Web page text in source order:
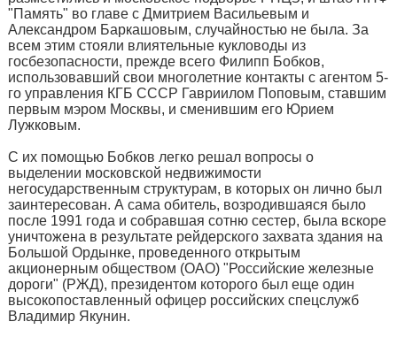
"Память" во главе с Дмитрием Васильевым и
Александром Баркашовым, случайностью не была. За
всем этим стояли влиятельные кукловоды из
госбезопасности, прежде всего Филипп Бобков,
использовавший свои многолетние контакты с агентом 5-
го управления КГБ СССР Гавриилом Поповым, ставшим
первым мэром Москвы, и сменившим его Юрием
Лужковым.
С их помощью Бобков легко решал вопросы о
выделении московской недвижимости
негосударственным структурам, в которых он лично был
заинтересован. А сама обитель, возродившаяся было
после 1991 года и собравшая сотню сестер, была вскоре
уничтожена в результате рейдерского захвата здания на
Большой Ордынке, проведенного открытым
акционерным обществом (ОАО) "Российские железные
дороги" (РЖД), президентом которого был еще один
высокопоставленный офицер российских спецслужб
Владимир Якунин.